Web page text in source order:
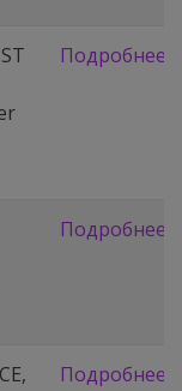
Подробнее
Подробнее
Подробнее